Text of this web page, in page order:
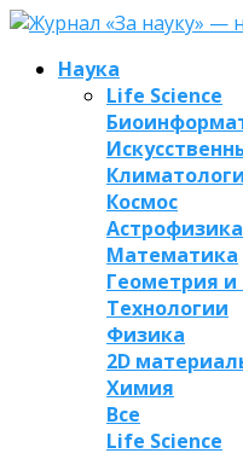
Наука
Life Science
Космос
Астрофизика
Математика
Геометрия и
Технологии
Физика
2D
Химия
Все
Life Science